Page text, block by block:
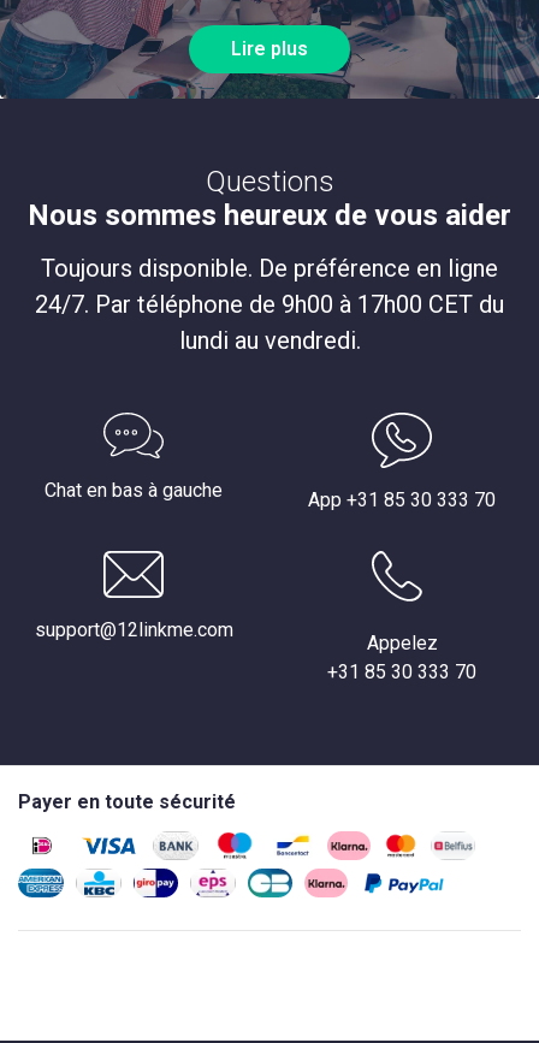
Lire plus
Questions
Nous sommes heureux de vous aider
Toujours disponible. De préférence en ligne
24/7. Par téléphone de 9h00 à 17h00 CET du
lundi au vendredi.
Chat en bas à gauche App +31 85 30 333 70
support@12linkme.com
Appelez
+31 85 30 333 70
Payer en toute sécurité